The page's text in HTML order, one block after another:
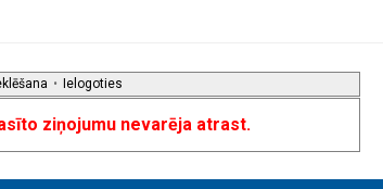
• Ielogoties
ziņojumu nevarēja atrast.